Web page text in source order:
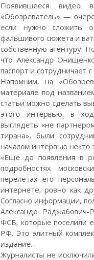
Появившееся видео
«Обозреватель» —
если нужно сложить
фальшивого сюжета и
собственную агентуру.
что Александр
паспорт и сотрудничает
Напомним, на
материале под
статьи можно сделать
этого интервью, в
выглядеть «не
тирана», были
началом интервью некто
«Еще до появления в
подробностях
перелетах его
интернете, ровно как
Согласно информации,
Александр
ФСБ, которые поселили
РФ. Это элитный
издание.
Журналисты не